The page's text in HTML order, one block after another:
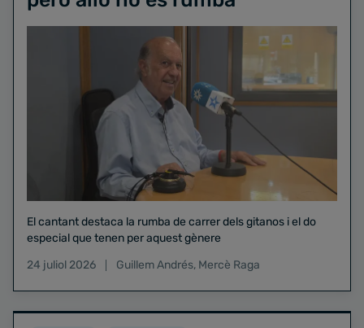
El cantant destaca la rumba de carrer dels gitanos i el do
especial que tenen per aquest gènere
24 juliol 2026
Guillem Andrés, Mercè Raga